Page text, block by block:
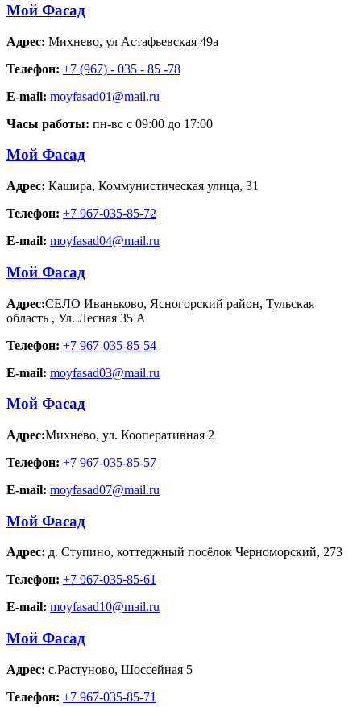
Мой Фасад
Адрес: Михнево, ул Астафьевская 49а
Телефон: +7 (967) - 035 - 85 -78
E-mail: moyfasad01@mail.ru
Часы работы: пн-вс с 09:00 до 17:00
Мой Фасад
Адрес: Кашира, Коммунистическая улица, 31
Телефон: +7 967-035-85-72
E-mail: moyfasad04@mail.ru
Мой Фасад
Адрес:СЕЛО Иваньково, Ясногорский район, Тульская
область , Ул. Лесная 35 А
Телефон: +7 967-035-85-54
E-mail: moyfasad03@mail.ru
Мой Фасад
Адрес:Михнево, ул. Кооперативная 2
Телефон: +7 967-035-85-57
E-mail: moyfasad07@mail.ru
Мой Фасад
Адрес: д. Ступино, коттеджный посёлок Черноморский, 273
Телефон: +7 967-035-85-61
E-mail: moyfasad10@mail.ru
Мой Фасад
Адрес: с.Растуново, Шоссейная 5
Телефон: +7 967-035-85-71